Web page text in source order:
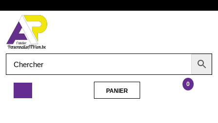
contenu
Ouvrir
le
menu
0
PANIER